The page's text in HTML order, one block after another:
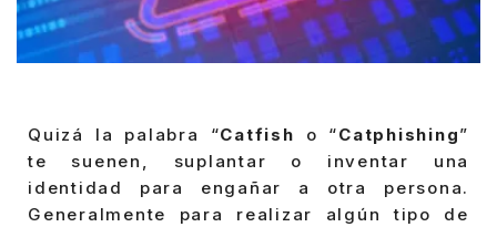
Quizá la palabra “Catfish o “Catphishing”
te suenen, suplantar o inventar una
identidad para engañar a otra persona.
Generalmente para realizar algún tipo de